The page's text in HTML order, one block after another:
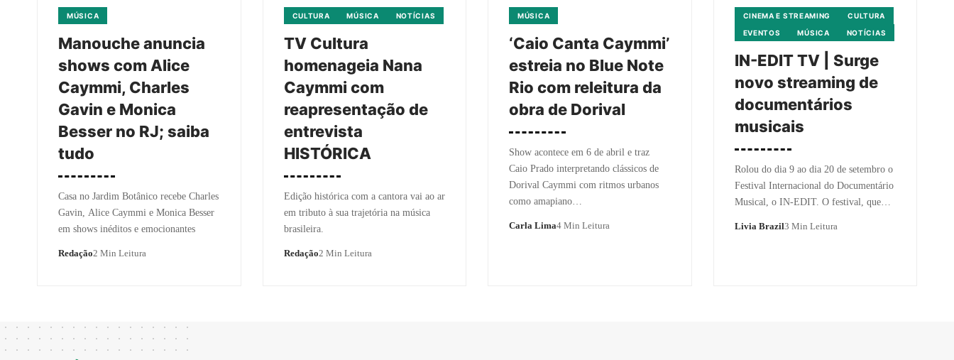
MÚSICA
Manouche anuncia
shows com Alice
Caymmi, Charles
Gavin e Monica
Besser no RJ; saiba
tudo
Casa no Jardim Botânico recebe Charles
Gavin, Alice Caymmi e Monica Besser
em shows inéditos e emocionantes
Redação2 Min Leitura
CULTURA MÚSICA NOTÍCIAS
TV Cultura
homenageia Nana
Caymmi com
reapresentação de
entrevista
HISTÓRICA
Edição histórica com a cantora vai ao ar
em tributo à sua trajetória na música
brasileira.
Redação2 Min Leitura
MÚSICA
‘Caio Canta Caymmi’
estreia no Blue Note
Rio com releitura da
obra de Dorival
Show acontece em 6 de abril e traz
Caio Prado interpretando clássicos de
Dorival Caymmi com ritmos urbanos
como amapiano…
Carla Lima4 Min Leitura
CINEMA E STREAMING
CULTURA
EVENTOS
MÚSICA NOTÍCIAS
IN-EDIT TV | Surge
novo streaming de
documentários
musicais
Rolou do dia 9 ao dia 20 de setembro o
Festival Internacional do Documentário
Musical, o IN-EDIT. O festival, que…
Livia Brazil3 Min Leitura